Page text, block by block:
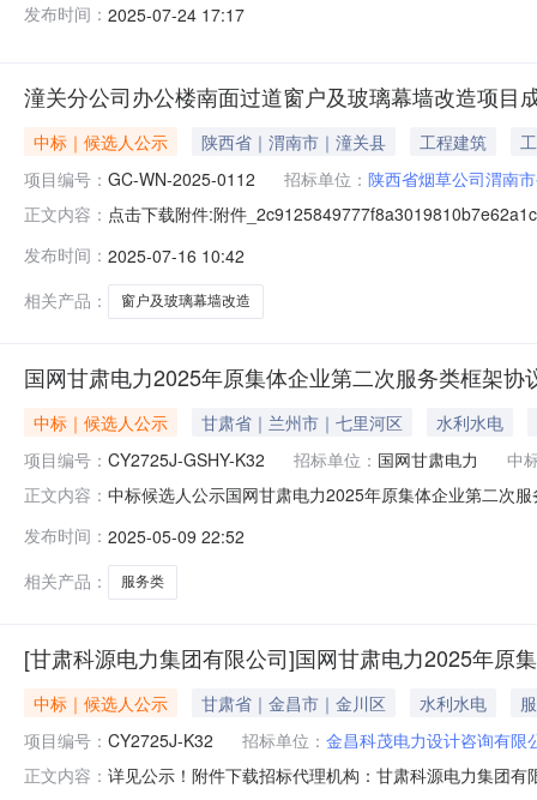
科技有限公司）的工期：75个日历天。三、监督部门本
发布时间： 2025-07-24 17:17
潼关分公司办公楼南面过道窗户及玻璃幕墙改造项目
中标｜候选人公示 陕西省｜渭南市｜潼关县 工程建筑
项目编号： GC-WN-2025-0112 招标单位： 陕西省烟草公司渭南
正文内容： 点击下载附件:附件
司，投标报价：33.6800万元，质量：1工期/交货期/服
发布时间： 2025-07-16 10:42
相关产品：
窗户及玻璃幕墙改造
国网甘肃电力2025年原集体企业第二次服务类框架
中标｜候选人公示 甘肃省｜兰州市｜七里河区
水利水电
项目编号： CY2725J-GSHY-K32 招标单位： 国网甘肃电力
中
正文内容： 中标候选人公示国网甘肃电力2025年原集体企业第二次
编号包名称推荐中标候选人投标报价CY2725J-GSHY-
发布时间： 2025-05-09 22:52
相关产品：
服务类
[甘肃科源电力集团有限公司]国网甘肃电力2025年原
中标｜候选人公示 甘肃省｜金昌市｜金川区 水利水电
项目编号： CY2725J-K32 招标单位： 金昌科茂电力设计咨询有限
正文内容： 详见公示！附件下载招标代理机构：甘肃科源电力集团